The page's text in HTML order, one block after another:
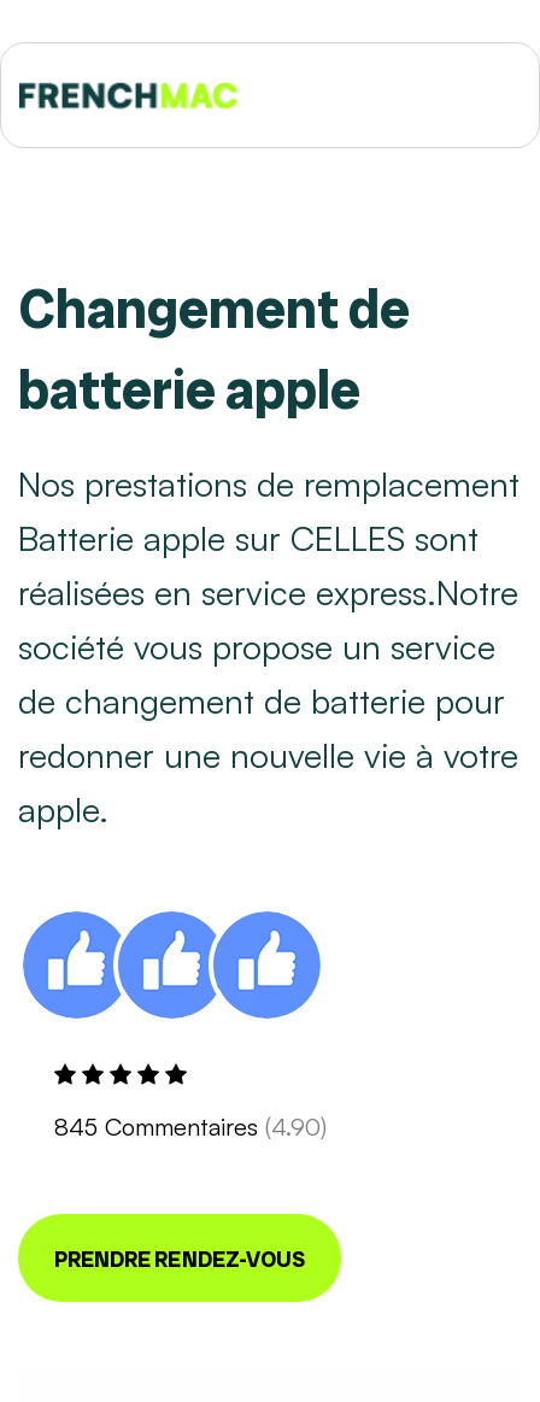
Changement de
batterie apple
Nos prestations de remplacement
Batterie apple sur CELLES sont
réalisées en service express.Notre
société vous propose un service
de changement de batterie pour
redonner une nouvelle vie à votre
apple.
845 Commentaires (4.90)
PRENDRE RENDEZ-VOUS